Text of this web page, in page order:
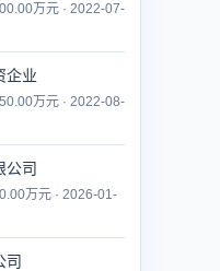
万元 · 2022-07-
企业
万元 · 2022-08-
公司
万元 · 2026-01-
司